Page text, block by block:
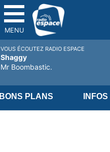
MENU
BONS PLANS INFOS
VOUS ÉCOUTEZ RADIO ESPACE
Shaggy
Mr Boombastic.